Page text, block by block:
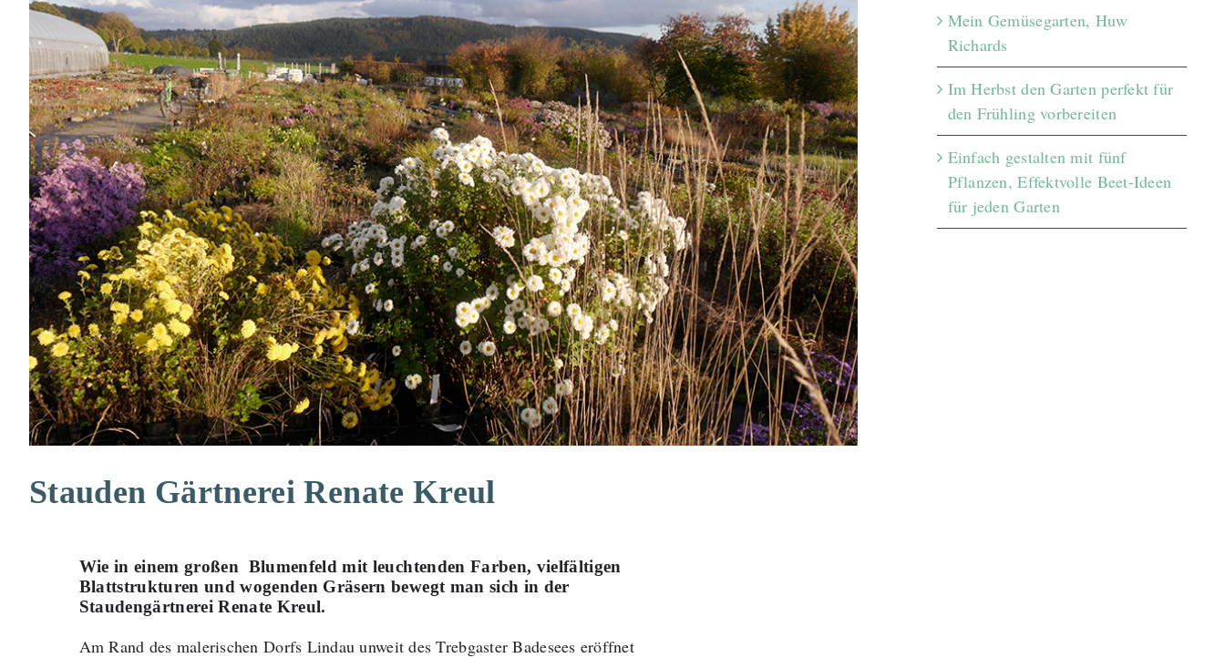
Stauden Gärtnerei Renate Kreul
Wie in einem großen Blumenfeld mit leuchtenden Farben, vielfältigen
Blattstrukturen und wogenden Gräsern bewegt man sich in der
Staudengärtnerei Renate Kreul.
Am Rand des malerischen Dorfs Lindau unweit des Trebgaster Badesees eröffnet
Mein Gemüsegarten, Huw
Richards
Im Herbst den Garten perfekt für
den Frühling vorbereiten
Einfach gestalten mit fünf
Pflanzen, Effektvolle Beet-Ideen
für jeden Garten